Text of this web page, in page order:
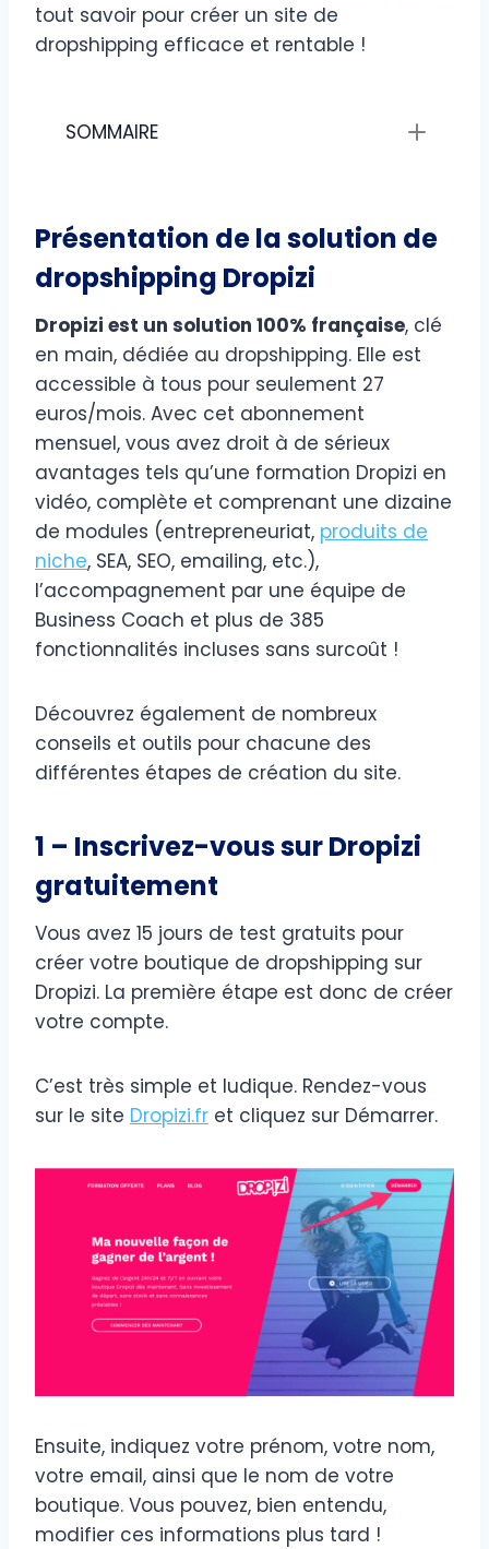
tout savoir pour créer un site de
dropshipping efficace et rentable !
SOMMAIRE
Présentation de la solution de
dropshipping Dropizi
Dropizi est un solution 100% française, clé
en main, dédiée au dropshipping. Elle est
accessible à tous pour seulement 27
euros/mois. Avec cet abonnement
mensuel, vous avez droit à de sérieux
avantages tels qu’une formation Dropizi en
vidéo, complète et comprenant une dizaine
de modules (entrepreneuriat, produits de
niche, SEA, SEO, emailing, etc.),
l’accompagnement par une équipe de
Business Coach et plus de 385
fonctionnalités incluses sans surcoût !
Découvrez également de nombreux
conseils et outils pour chacune des
différentes étapes de création du site.
1 – Inscrivez-vous sur Dropizi
gratuitement
Vous avez 15 jours de test gratuits pour
créer votre boutique de dropshipping sur
Dropizi. La première étape est donc de créer
votre compte.
C’est très simple et ludique. Rendez-vous
sur le site Dropizi.fr et cliquez sur Démarrer.
Ensuite, indiquez votre prénom, votre nom,
votre email, ainsi que le nom de votre
boutique. Vous pouvez, bien entendu,
modifier ces informations plus tard !